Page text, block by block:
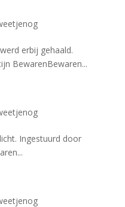
erbij gehaald.
BewarenBewaren...
Ingestuurd door